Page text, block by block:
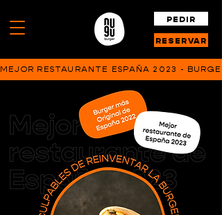
PEDIR
RESERVAR
MEJOR RESTAURANTE ESPAÑA 2023 -